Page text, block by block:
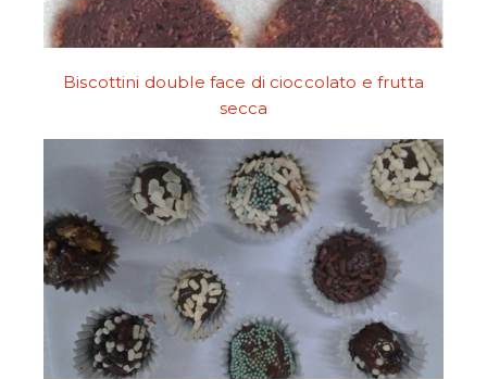
Biscottini double face di cioccolato e frutta
secca